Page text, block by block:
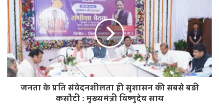
जनता के प्रति संवेदनशीलता ही सुशासन की सबसे बड़ी
कसौटी : मुख्यमंत्री विष्णुदेव साय